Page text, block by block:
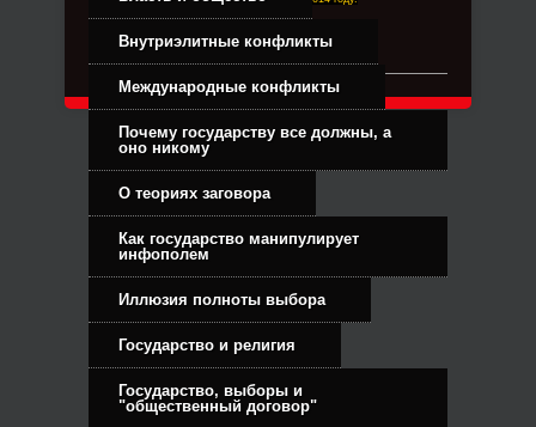
Внутриэлитные конфликты
Международные конфликты
Почему государству все должны, а
оно никому
О теориях заговора
Как государство манипулирует
инфополем
Иллюзия полноты выбора
Государство и религия
Государство, выборы и
"общественный договор"
Связь с администрацией